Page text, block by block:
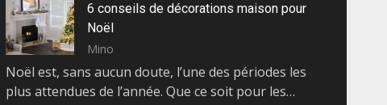
6 conseils de décorations maison pour
Noël
Mino
Noël est, sans aucun doute, l’une des périodes les
plus attendues de l’année. Que ce soit pour les…